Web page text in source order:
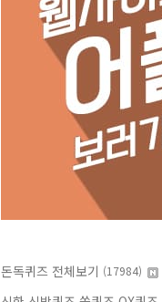
돈독퀴즈 전체보기 (17984)